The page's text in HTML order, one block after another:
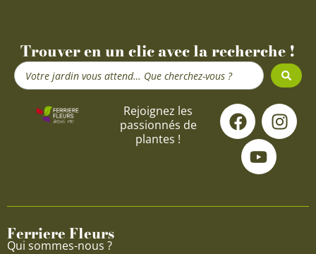
Trouver en un clic avec la recherche !
Search
...
Rejoignez les
passionnés de
plantes !
F
a
c
e
o
I
n
s
g
Y
o
u
t
u
b
Ferriere Fleurs
Qui sommes-nous ?